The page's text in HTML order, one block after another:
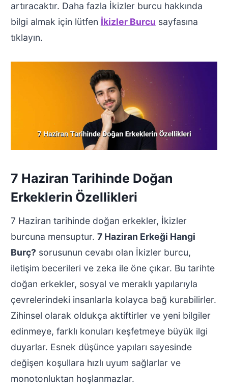
artıracaktır. Daha fazla İkizler burcu hakkında
bilgi almak için lütfen İkizler Burcu sayfasına
tıklayın.
7 Haziran Tarihinde Doğan
Erkeklerin Özellikleri
7 Haziran tarihinde doğan erkekler, İkizler
burcuna mensuptur. 7 Haziran Erkeği Hangi
Burç? sorusunun cevabı olan İkizler burcu,
iletişim becerileri ve zeka ile öne çıkar. Bu tarihte
doğan erkekler, sosyal ve meraklı yapılarıyla
çevrelerindeki insanlarla kolayca bağ kurabilirler.
Zihinsel olarak oldukça aktiftirler ve yeni bilgiler
edinmeye, farklı konuları keşfetmeye büyük ilgi
duyarlar. Esnek düşünce yapıları sayesinde
değişen koşullara hızlı uyum sağlarlar ve
monotonluktan hoşlanmazlar.